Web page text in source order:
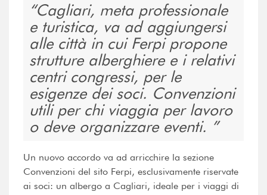
Cagliari, meta professionale
e turistica, va ad aggiungersi
alle città in cui Ferpi propone
strutture alberghiere e i relativi
centri congressi, per le
esigenze dei soci. Convenzioni
utili per chi viaggia per lavoro
o deve organizzare eventi.
Un nuovo accordo va ad arricchire la sezione
Convenzioni del sito Ferpi, esclusivamente riservate
ai soci: un albergo a Cagliari, ideale per i viaggi di